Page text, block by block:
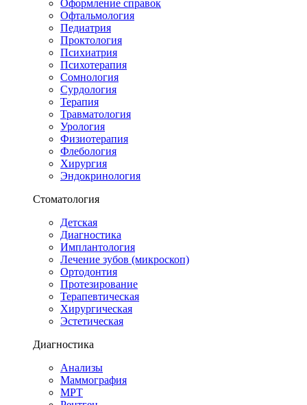
Оформление справок
Офтальмология
Педиатрия
Проктология
Психиатрия
Психотерапия
Сомнология
Сурдология
Терапия
Травматология
Урология
Физиотерапия
Флебология
Хирургия
Эндокринология
Стоматология
Детская
Диагностика
Имплантология
Лечение зубов (микроскоп)
Ортодонтия
Протезирование
Терапевтическая
Хирургическая
Эстетическая
Диагностика
Анализы
Маммография
МРТ